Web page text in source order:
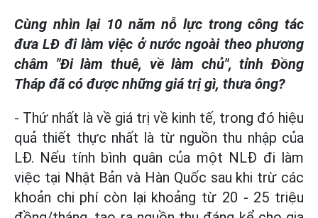
Cùng nhìn lại 10 năm nỗ lực trong công tác
đưa LĐ đi làm việc ở nước ngoài theo phương
châm "Đi làm thuê, về làm chủ", tỉnh Đồng
Tháp đã có được những giá trị gì, thưa ông?
- Thứ nhất là về giá trị về kinh tế, trong đó hiệu
quả thiết thực nhất là từ nguồn thu nhập của
LĐ. Nếu tính bình quân của một NLĐ đi làm
việc tại Nhật Bản và Hàn Quốc sau khi trừ các
khoản chi phí còn lại khoảng từ 20 - 25 triệu